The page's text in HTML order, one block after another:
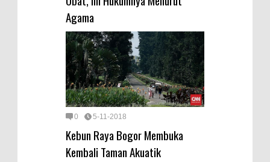
Agama
0 5-11-2018
Kebun Raya Bogor Membuka
Kembali Taman Akuatik